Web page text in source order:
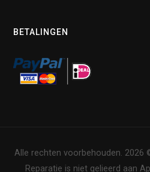
BETALINGEN
Alle rechten voorbehouden. 2026
Reparatie is niet gelieerd aan